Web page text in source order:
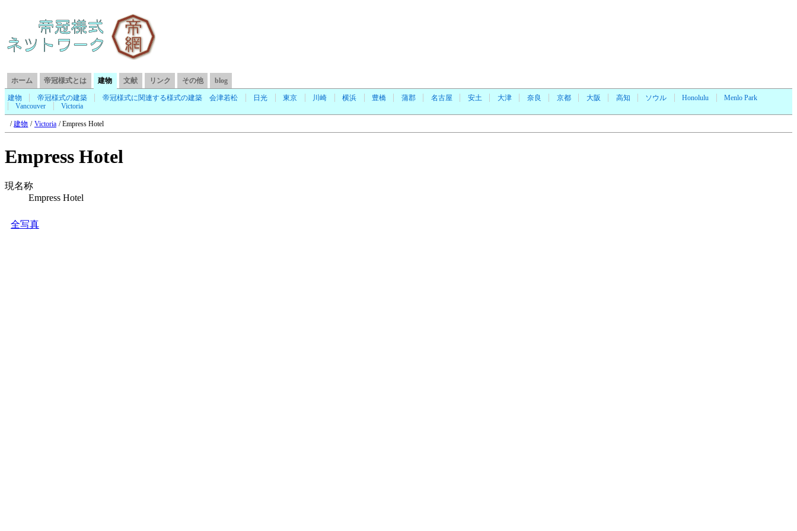
ホーム 帝冠様式とは 建物 文献 リンク その他 blog
建物 帝冠様式の建築 帝冠様式に関連する様式の建築 会津若松 日光 東京 川崎 横浜 豊橋 蒲郡 名古屋 安土 大津 奈良 京都 大阪 高知 ソウル Honolulu
Menlo Park
Vancouver
Victoria
建物 Victoria Empress Hotel
Empress Hotel
現名称
Empress Hotel
全写真